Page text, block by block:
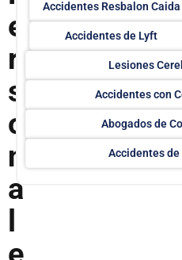
e
r
s
o
n
a
Accidentes Resbalon Caida
Accidentes de Lyft
Lesiones
Accidentes con
Abogados de
Accidentes